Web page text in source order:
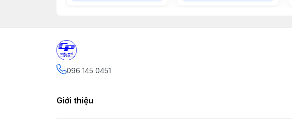
096 145 0451
Giới thiệu